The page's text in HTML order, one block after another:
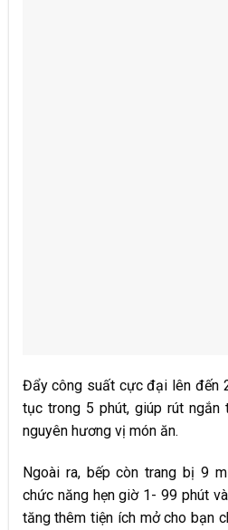
Đẩy công suất cực đại lên đến
tục trong 5 phút, giúp rút ngắn
nguyên hương vị món ăn.
Ngoài ra, bếp còn trang bị 9
chức năng hẹn giờ 1- 99 phút
tăng thêm tiện ích mở cho bạn